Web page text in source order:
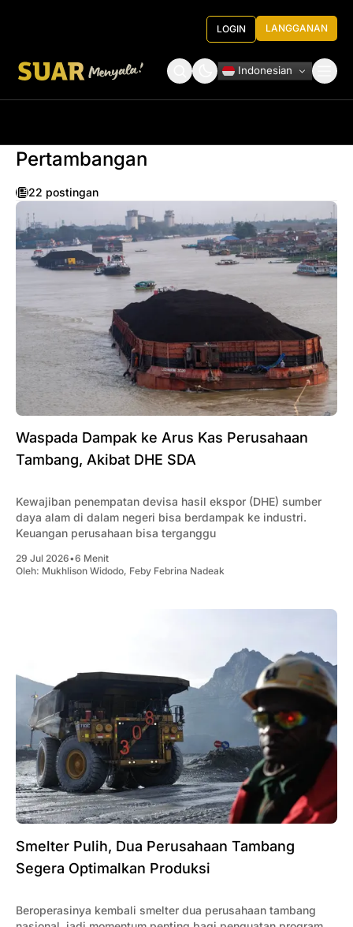
LOGIN LANGGANAN
Indonesian
Pertambangan
22 postingan
Waspada Dampak ke Arus Kas Perusahaan
Tambang, Akibat DHE SDA
Kewajiban penempatan devisa hasil ekspor (DHE) sumber
daya alam di dalam negeri bisa berdampak ke industri.
Keuangan perusahaan bisa terganggu
29 Jul 2026•6 Menit
Oleh: Mukhlison Widodo, Feby Febrina Nadeak
Smelter Pulih, Dua Perusahaan Tambang
Segera Optimalkan Produksi
Beroperasinya kembali smelter dua perusahaan tambang